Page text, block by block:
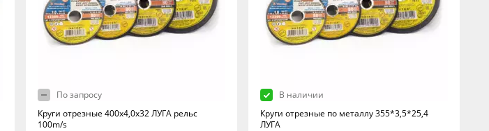
По запросу
Круги отрезные 400х4,0х32 ЛУГА рельс
100m/s
В наличии
Круги отрезные по металлу 355*3,5*25,4
ЛУГА